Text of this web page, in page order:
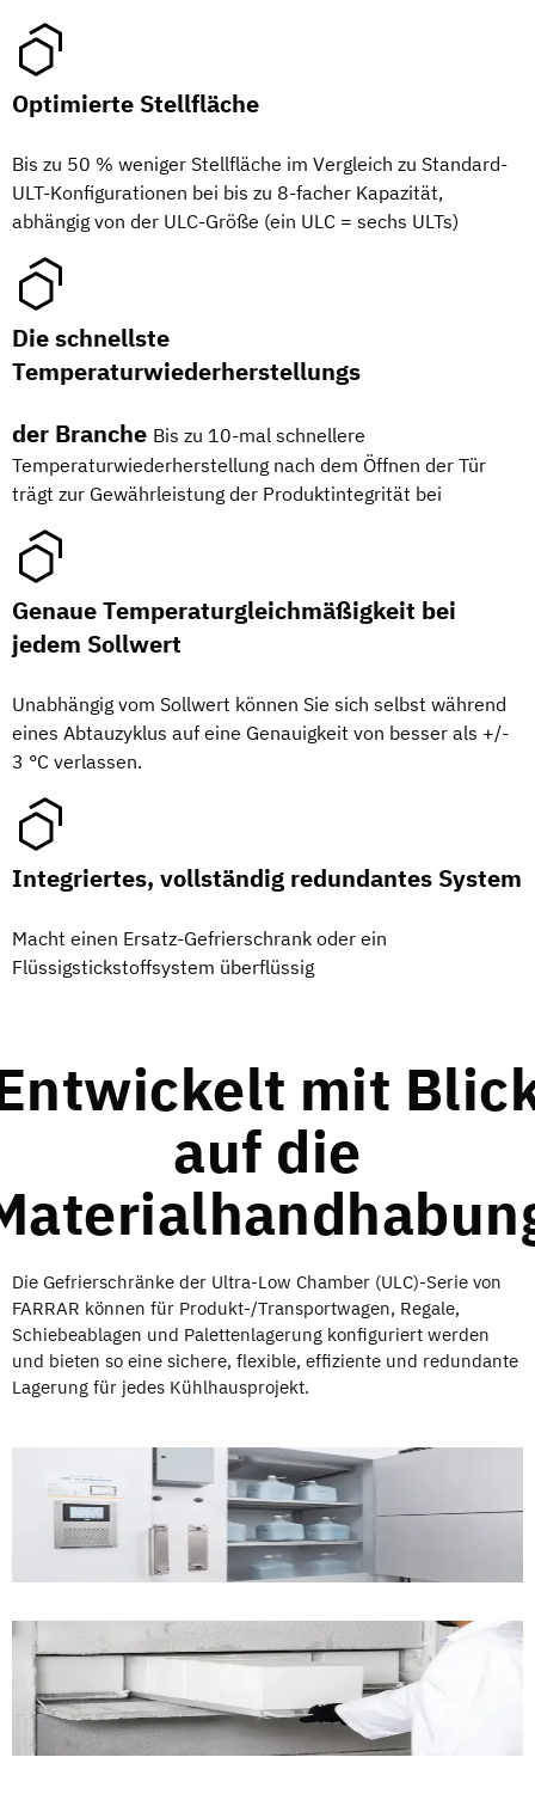
Optimierte Stellfläche
Bis zu 50 % weniger Stellfläche im Vergleich zu Standard-
ULT-Konfigurationen bei bis zu 8-facher Kapazität,
abhängig von der ULC-Größe (ein ULC = sechs ULTs)
Die schnellste
Temperaturwiederherstellungs
der Branche Bis zu 10-mal schnellere
Temperaturwiederherstellung nach dem Öffnen der Tür
trägt zur Gewährleistung der Produktintegrität bei
Genaue Temperaturgleichmäßigkeit bei
jedem Sollwert
Unabhängig vom Sollwert können Sie sich selbst während
eines Abtauzyklus auf eine Genauigkeit von besser als +/-
3 °C verlassen.
Integriertes, vollständig redundantes System
Macht einen Ersatz-Gefrierschrank oder ein
Flüssigstickstoffsystem überflüssig
mit
auf die
Die Gefrierschränke der Ultra-Low Chamber (ULC)-Serie von
FARRAR können für Produkt-/Transportwagen, Regale,
Schiebeablagen und Palettenlagerung konfiguriert werden
und bieten so eine sichere, flexible, effiziente und redundante
Lagerung für jedes Kühlhausprojekt.